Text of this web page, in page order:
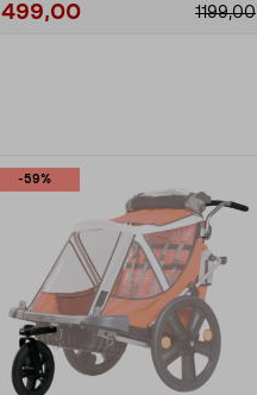
499,00 1199,00
-59%